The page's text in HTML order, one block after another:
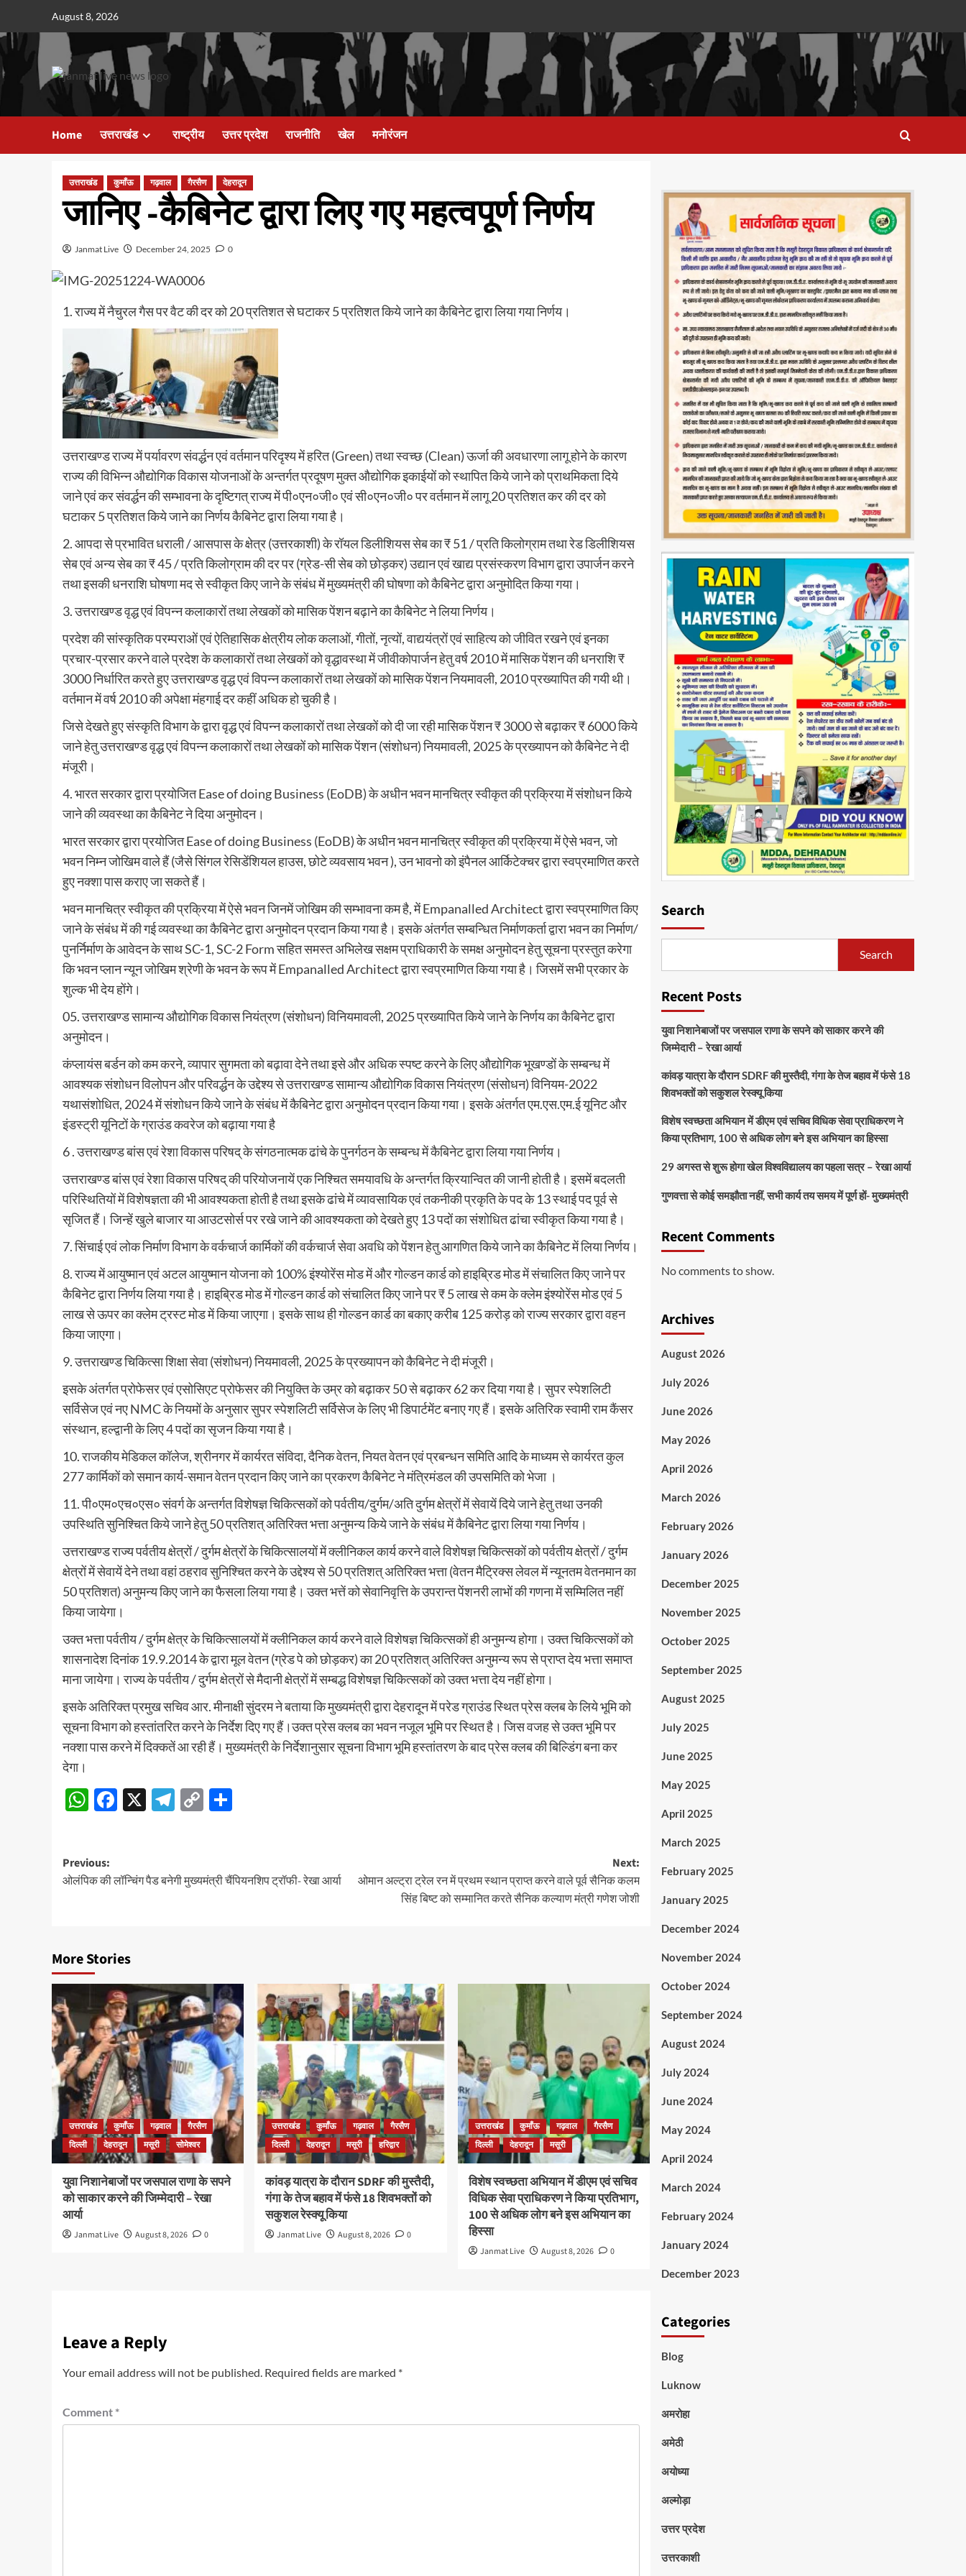
content
August 8, 2026
Home उत्तराखंड राष्ट्रीय उत्तर प्रदेश राजनीति खेल मनोरंजन
उत्तराखंड कुमाँऊ गढ़वाल गैरसैण देहरादून
जानिए -कैबिनेट द्वारा लिए गए महत्वपूर्ण निर्णय
Janmat Live December 24, 2025 0
1. राज्य में नैचुरल गैस पर वैट की दर को 20 प्रतिशत से घटाकर 5 प्रतिशत किये जाने का कैबिनेट द्वारा लिया गया निर्णय।
उत्तराखण्ड राज्य में पर्यावरण संवर्द्धन एवं वर्तमान परिदृश्य में हरित (Green) तथा स्वच्छ (Clean) ऊर्जा की अवधारणा लागू होने के कारण
राज्य की विभिन्न औद्योगिक विकास योजनाओं के अन्तर्गत प्रदूषण मुक्त औद्योगिक इकाईयों को स्थापित किये जाने को प्राथमिकता दिये
जाने एवं कर संवर्द्धन की सम्भावना के दृष्टिगत् राज्य में पी०एन०जी० एवं सी०एन०जी० पर वर्तमान में लागू 20 प्रतिशत कर की दर को
घटाकर 5 प्रतिशत किये जाने का निर्णय कैबिनेट द्वारा लिया गया है।
2. आपदा से प्रभावित धराली / आसपास के क्षेत्र (उत्तरकाशी) के रॉयल डिलीशियस सेब का ₹ 51 / प्रति किलोग्राम तथा रेड डिलीशियस
सेब एवं अन्य सेब का ₹ 45 / प्रति किलोग्राम की दर पर (ग्रेड-सी सेब को छोड़कर) उद्यान एवं खाद्य प्रसंस्करण विभाग द्वारा उपार्जन करने
तथा इसकी धनराशि घोषणा मद से स्वीकृत किए जाने के संबंध में मुख्यमंत्री की घोषणा को कैबिनेट द्वारा अनुमोदित किया गया।
3. उत्तराखण्ड वृद्ध एवं विपन्न कलाकारों तथा लेखकों को मासिक पेंशन बढ़ाने का कैबिनेट ने लिया निर्णय।
प्रदेश की सांस्कृतिक परम्पराओं एवं ऐतिहासिक क्षेत्रीय लोक कलाओं, गीतों, नृत्यों, वाद्ययंत्रों एवं साहित्य को जीवित रखने एवं इनका
प्रचार-प्रसार करने वाले प्रदेश के कलाकारों तथा लेखकों को वृद्धावस्था में जीवीकोपार्जन हेतु वर्ष 2010 में मासिक पेंशन की धनराशि ₹
3000 निर्धारित करते हुए उत्तराखण्ड वृद्ध एवं विपन्न कलाकारों तथा लेखकों को मासिक पेंशन नियमावली, 2010 प्रख्यापित की गयी थी।
वर्तमान में वर्ष 2010 की अपेक्षा मंहगाई दर कहीं अधिक हो चुकी है।
जिसे देखते हुए संस्कृति विभाग के द्वारा वृद्ध एवं विपन्न कलाकारों तथा लेखकों को दी जा रही मासिक पेंशन ₹ 3000 से बढ़ाकर ₹ 6000 किये
जाने हेतु उत्तराखण्ड वृद्ध एवं विपन्न कलाकारों तथा लेखकों को मासिक पेंशन (संशोधन) नियमावली, 2025 के प्रख्यापन को कैबिनेट ने दी
मंजूरी।
4. भारत सरकार द्वारा प्रयोजित Ease of doing Business (EoDB) के अधीन भवन मानचित्र स्वीकृत की प्रक्रिया में संशोधन किये
जाने की व्यवस्था का कैबिनेट ने दिया अनुमोदन।
भारत सरकार द्वारा प्रयोजित Ease of doing Business (EoDB) के अधीन भवन मानचित्र स्वीकृत की प्रक्रिया में ऐसे भवन, जो
भवन निम्न जोखिम वाले हैं (जैसे सिंगल रेसिडेंशियल हाउस, छोटे व्यवसाय भवन ), उन भावनो को इंपैनल आर्किटेक्चर द्वारा स्वप्रमाणित करते
हुए नक्शा पास कराए जा सकते हैं।
भवन मानचित्र स्वीकृत की प्रक्रिया में ऐसे भवन जिनमें जोखिम की सम्भावना कम है, में Empanalled Architect द्वारा स्वप्रमाणित किए
जाने के संबंध में की गई व्यवस्था का कैबिनेट द्वारा अनुमोदन प्रदान किया गया है। इसके अंतर्गत सम्बन्धित निर्माणकर्ता द्वारा भवन का निर्माण/
पुनर्निर्माण के आवेदन के साथ SC-1, SC-2 Form सहित समस्त अभिलेख सक्षम प्राधिकारी के समक्ष अनुमोदन हेतु सूचना प्रस्तुत करेगा
कि भवन प्लान न्यून जोखिम श्रेणी के भवन के रूप में Empanalled Architect द्वारा स्वप्रमाणित किया गया है। जिसमें सभी प्रकार के
शुल्क भी देय होंगे।
05. उत्तराखण्ड सामान्य औद्योगिक विकास नियंत्रण (संशोधन) विनियमावली, 2025 प्रख्यापित किये जाने के निर्णय का कैबिनेट द्वारा
अनुमोदन।
कंप्लायंस बर्डन को कम करने, व्यापार सुगमता को बढ़ावा देने तथा इसे और अधिक स्पष्ट करने के लिए औद्योगिक भूखण्डों के सम्बन्ध में
आवश्यक संशोधन विलोपन और परिवर्द्धन के उद्देश्य से उत्तराखण्ड सामान्य औद्योगिक विकास नियंत्रण (संसोधन) विनियम-2022
यथासंशोधित, 2024 में संशोधन किये जाने के संबंध में कैबिनेट द्वारा अनुमोदन प्रदान किया गया। इसके अंतर्गत एम.एस.एम.ई यूनिट और
इंडस्ट्री यूनिटों के ग्राउंड कवरेज को बढ़ाया गया है
6 . उत्तराखण्ड बांस एवं रेशा विकास परिषद् के संगठनात्मक ढांचे के पुनर्गठन के सम्बन्ध में कैबिनेट द्वारा लिया गया निर्णय।
उत्तराखण्ड बांस एवं रेशा विकास परिषद् की परियोजनायें एक निश्चित समयावधि के अन्तर्गत क्रियान्वित की जानी होती है। इसमें बदलती
परिस्थितियों में विशेषज्ञता की भी आवश्यकता होती है तथा इसके ढांचे में व्यावसायिक एवं तकनीकी प्रकृति के पद के 13 स्थाई पद पूर्व से
सृजित हैं। जिन्हें खुले बाजार या आउटसोर्स पर रखे जाने की आवश्यकता को देखते हुए 13 पदों का संशोधित ढांचा स्वीकृत किया गया है।
7. सिंचाई एवं लोक निर्माण विभाग के वर्कचार्ज कार्मिकों की वर्कचार्ज सेवा अवधि को पेंशन हेतु आगणित किये जाने का कैबिनेट में लिया निर्णय।
8. राज्य में आयुष्मान एवं अटल आयुष्मान योजना को 100% इंश्योरेंस मोड में और गोल्डन कार्ड को हाइब्रिड मोड में संचालित किए जाने पर
कैबिनेट द्वारा निर्णय लिया गया है। हाइब्रिड मोड में गोल्डन कार्ड को संचालित किए जाने पर ₹ 5 लाख से कम के क्लेम इंश्योरेंस मोड एवं 5
लाख से ऊपर का क्लेम ट्रस्ट मोड में किया जाएगा। इसके साथ ही गोल्डन कार्ड का बकाए करीब 125 करोड़ को राज्य सरकार द्वारा वहन
किया जाएगा।
9. उत्तराखण्ड चिकित्सा शिक्षा सेवा (संशोधन) नियमावली, 2025 के प्रख्यापन को कैबिनेट ने दी मंजूरी।
इसके अंतर्गत प्रोफेसर एवं एसोसिएट प्रोफेसर की नियुक्ति के उम्र को बढ़ाकर 50 से बढ़ाकर 62 कर दिया गया है। सुपर स्पेशलिटी
सर्विसेज एवं नए NMC के नियमों के अनुसार सुपर स्पेशलिटी सर्विसेज के लिए भी डिपार्टमेंट बनाए गए हैं। इसके अतिरिक स्वामी राम कैंसर
संस्थान, हल्द्वानी के लिए 4 पदों का सृजन किया गया है।
10. राजकीय मेडिकल कॉलेज, श्रीनगर में कार्यरत संविदा, दैनिक वेतन, नियत वेतन एवं प्रबन्धन समिति आदि के माध्यम से कार्यरत कुल
277 कार्मिकों को समान कार्य-समान वेतन प्रदान किए जाने का प्रकरण कैबिनेट ने मंत्रिमंडल की उपसमिति को भेजा ।
11. पी०एम०एच०एस० संवर्ग के अन्तर्गत विशेषज्ञ चिकित्सकों को पर्वतीय/दुर्गम/अति दुर्गम क्षेत्रों में सेवायें दिये जाने हेतु तथा उनकी
उपस्थिति सुनिश्चित किये जाने हेतु 50 प्रतिशत् अतिरिक्त भत्ता अनुमन्य किये जाने के संबंध में कैबिनेट द्वारा लिया गया निर्णय।
उत्तराखण्ड राज्य पर्वतीय क्षेत्रों / दुर्गम क्षेत्रों के चिकित्सालयों में क्लीनिकल कार्य करने वाले विशेषज्ञ चिकित्सकों को पर्वतीय क्षेत्रों / दुर्गम
क्षेत्रों में सेवायें देने तथा वहां ठहराव सुनिश्चित करने के उद्देश्य से 50 प्रतिशत् अतिरिक्त भत्ता (वेतन मैट्रिक्स लेवल में न्यूनतम वेतनमान का
50 प्रतिशत) अनुमन्य किए जाने का फैसला लिया गया है। उक्त भत्तें को सेवानिवृत्ति के उपरान्त पेंशनरी लाभों की गणना में सम्मिलित नहीं
किया जायेगा।
उक्त भत्ता पर्वतीय / दुर्गम क्षेत्र के चिकित्सालयों में क्लीनिकल कार्य करने वाले विशेषज्ञ चिकित्सकों ही अनुमन्य होगा। उक्त चिकित्सकों को
शासनादेश दिनांक 19.9.2014 के द्वारा मूल वेतन (ग्रेड पे को छोड़कर) का 20 प्रतिशत् अतिरिक्त अनुमन्य रूप से प्राप्त देय भत्ता समाप्त
माना जायेगा। राज्य के पर्वतीय / दुर्गम क्षेत्रों से मैदानी क्षेत्रों में सम्बद्ध विशेषज्ञ चिकित्सकों को उक्त भत्ता देय नहीं होगा।
इसके अतिरिक्त प्रमुख सचिव आर. मीनाक्षी सुंदरम ने बताया कि मुख्यमंत्री द्वारा देहरादून में परेड ग्राउंड स्थित प्रेस क्लब के लिये भूमि को
सूचना विभाग को हस्तांतरित करने के निर्देश दिए गए हैं।उक्त प्रेस क्लब का भवन नजूल भूमि पर स्थित है। जिस वजह से उक्त भूमि पर
नक्शा पास करने में दिक्कतें आ रही हैं। मुख्यमंत्री के निर्देशानुसार सूचना विभाग भूमि हस्तांतरण के बाद प्रेस क्लब की बिल्डिंग बना कर
देगा।
WhatsApp
Facebook
X Telegram
Copy
Post
navigation
Previous:
ओलंपिक की लॉन्चिंग पैड बनेगी मुख्यमंत्री चैंपियनशिप ट्रॉफी- रेखा आर्या
Next:
ओमान अल्ट्रा ट्रेल रन में प्रथम स्थान प्राप्त करने वाले पूर्व सैनिक कलम
सिंह बिष्ट को सम्मानित करते सैनिक कल्याण मंत्री गणेश जोशी
More Stories
उत्तराखंड कुमाँऊ गढ़वाल
गैरसैण
दिल्ली
देहरादून मसूरी सोमेश्वर
युवा निशानेबाजों पर जसपाल राणा के सपने
को साकार करने की जिम्मेदारी – रेखा
आर्या
Janmat Live August 8, 2026 0
उत्तराखंड कुमाँऊ गढ़वाल
गैरसैण
दिल्ली
देहरादून मसूरी हरिद्वार
कांवड़ यात्रा के दौरान SDRF की मुस्तैदी,
गंगा के तेज बहाव में फंसे 18 शिवभक्तों को
सकुशल रेस्क्यू किया
Janmat Live August 8, 2026 0
उत्तराखंड कुमाँऊ गढ़वाल
गैरसैण
दिल्ली
देहरादून मसूरी
विशेष स्वच्छता अभियान में डीएम एवं सचिव
विधिक सेवा प्राधिकरण ने किया प्रतिभाग,
100 से अधिक लोग बने इस अभियान का
हिस्सा
Janmat Live August 8, 2026 0
Leave a Reply
Your email address will not be published. Required fields are marked *
Comment *
Search
Search
Recent Posts
युवा निशानेबाजों पर जसपाल राणा के सपने को साकार करने की
जिम्मेदारी – रेखा आर्या
कांवड़ यात्रा के दौरान SDRF की मुस्तैदी, गंगा के तेज बहाव में फंसे 18
शिवभक्तों को सकुशल रेस्क्यू किया
विशेष स्वच्छता अभियान में डीएम एवं सचिव विधिक सेवा प्राधिकरण ने
किया प्रतिभाग, 100 से अधिक लोग बने इस अभियान का हिस्सा
29 अगस्त से शुरू होगा खेल विश्वविद्यालय का पहला सत्र – रेखा आर्या
गुणवत्ता से कोई समझौता नहीं, सभी कार्य तय समय में पूर्ण हों- मुख्यमंत्री
Recent Comments
No comments to show.
Archives
August 2026
July 2026
June 2026
May 2026
April 2026
March 2026
February 2026
January 2026
December 2025
November 2025
October 2025
September 2025
August 2025
July 2025
June 2025
May 2025
April 2025
March 2025
February 2025
January 2025
December 2024
November 2024
October 2024
September 2024
August 2024
July 2024
June 2024
May 2024
April 2024
March 2024
February 2024
January 2024
December 2023
Categories
Blog
Luknow
अमरोहा
अमेठी
अयोध्या
अल्मोड़ा
उत्तर प्रदेश
उत्तरकाशी